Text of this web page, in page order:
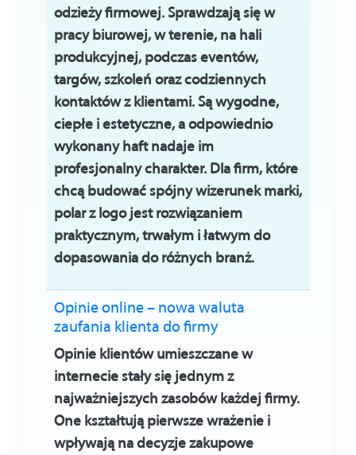
odzieży firmowej. Sprawdzają się w
pracy biurowej, w terenie, na hali
produkcyjnej, podczas eventów,
targów, szkoleń oraz codziennych
kontaktów z klientami. Są wygodne,
ciepłe i estetyczne, a odpowiednio
wykonany haft nadaje im
profesjonalny charakter. Dla firm, które
chcą budować spójny wizerunek marki,
polar z logo jest rozwiązaniem
praktycznym, trwałym i łatwym do
dopasowania do różnych branż.
Opinie online – nowa waluta
zaufania klienta do firmy
Opinie klientów umieszczane w
internecie stały się jednym z
najważniejszych zasobów każdej firmy.
One kształtują pierwsze wrażenie i
wpływają na decyzje zakupowe